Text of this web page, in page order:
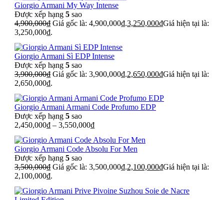
Giorgio Armani My Way Intense
Được xếp hạng 5 sao
4,900,000₫ Giá gốc là: 4,900,000₫.3,250,000₫Giá hiện tại là:
3,250,000₫.
Giorgio Armani Sì EDP Intense
Được xếp hạng 5 sao
3,900,000₫ Giá gốc là: 3,900,000₫.2,650,000₫Giá hiện tại là:
2,650,000₫.
Giorgio Armani Armani Code Profumo EDP
Được xếp hạng 5 sao
2,450,000₫ – 3,550,000₫
Giorgio Armani Code Absolu For Men
Được xếp hạng 5 sao
3,500,000₫ Giá gốc là: 3,500,000₫.2,100,000₫Giá hiện tại là:
2,100,000₫.